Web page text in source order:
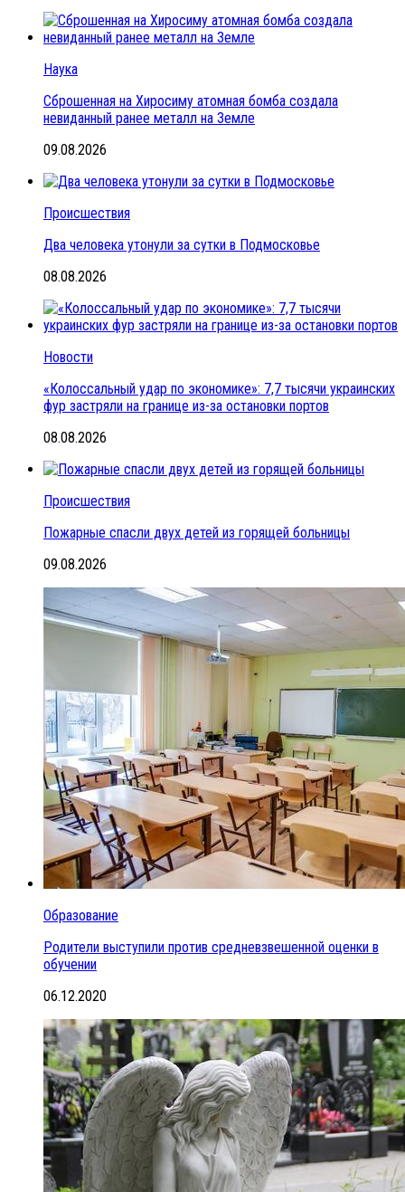
Наука
Сброшенная на Хиросиму атомная бомба создала
невиданный ранее металл на Земле
09.08.2026
Происшествия
Два человека утонули за сутки в Подмосковье
08.08.2026
Новости
«Колоссальный удар по экономике»: 7,7 тысячи украинских
фур застряли на границе из-за остановки портов
08.08.2026
Происшествия
Пожарные спасли двух детей из горящей больницы
09.08.2026
Образование
Родители выступили против средневзвешенной оценки в
обучении
06.12.2020